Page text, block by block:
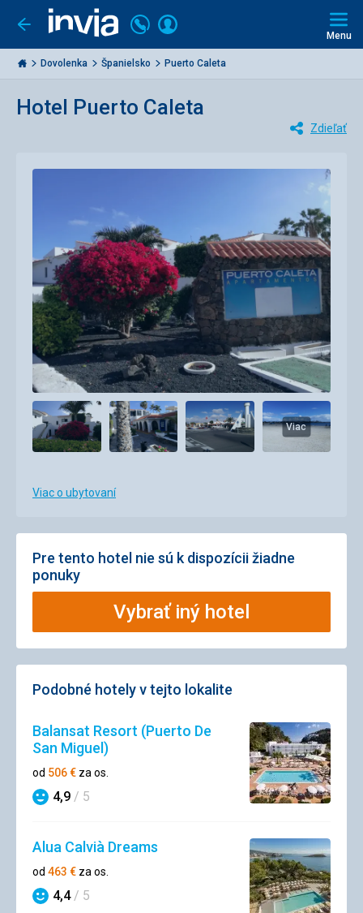
Ísť
späť
Invia.sk
Volajte
+421
2
3221
Prihlásiť
Menu
Dovolenka Španielsko Puerto Caleta
Hotel Puerto Caleta
Zdieľať
Viac
Viac o ubytovaní
Pre tento hotel nie sú k dispozícii žiadne
ponuky
Vybrať iný hotel
Podobné hotely v tejto lokalite
Balansat Resort (Puerto De
San Miguel)
od 506€ za os.
Hodnotenie
4,9 / 5
Alua Calvià Dreams
od 463 € za os.
Hodnotenie
4,4/ 5